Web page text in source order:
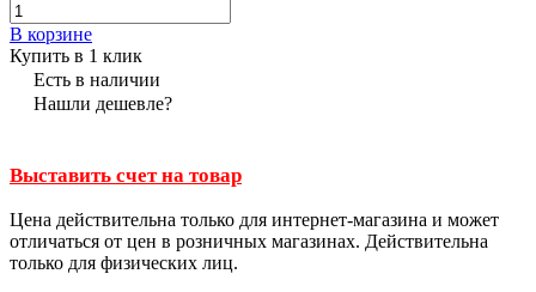
В корзине
Купить в 1 клик
Есть в наличии
Нашли дешевле?
Выставить счет на товар
Цена действительна только для интернет-магазина и может
отличаться от цен в розничных магазинах. Действительна
только для физических лиц.